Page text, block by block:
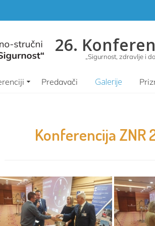
26.
„Sigurnost, zdravlje i
Predavači Galerije
Konferencija ZNR